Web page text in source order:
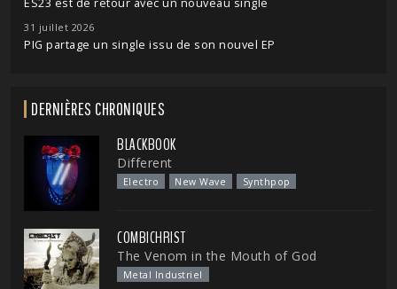
31 juillet 2026
PIG partage un single issu de son nouvel EP
DERNIÈRES CHRONIQUES
BLACKBOOK
Different
Electro New Wave Synthpop
COMBICHRIST
The Venom in the Mouth of God
Metal Industriel